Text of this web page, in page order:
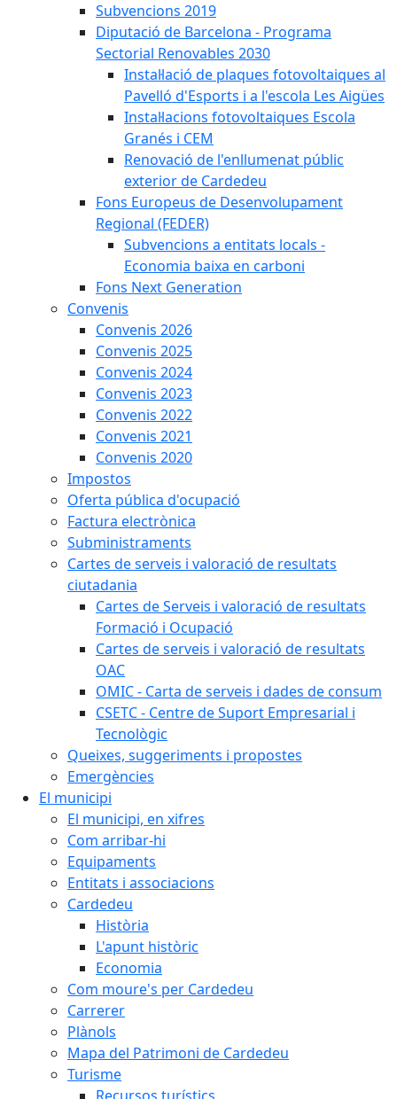
Subvencions 2019
Diputació de Barcelona - Programa
Sectorial Renovables 2030
Instal·lació de plaques fotovoltaiques al
Pavelló d'Esports i a l'escola Les Aigües
Instal·lacions fotovoltaiques Escola
Granés i CEM
Renovació de l'enllumenat públic
exterior de Cardedeu
Fons Europeus de Desenvolupament
Regional (FEDER)
Subvencions a entitats locals -
Economia baixa en carboni
Fons Next Generation
Convenis
Convenis 2026
Convenis 2025
Convenis 2024
Convenis 2023
Convenis 2022
Convenis 2021
Convenis 2020
Impostos
Oferta pública d'ocupació
Factura electrònica
Subministraments
Cartes de serveis i valoració de resultats
ciutadania
Cartes de Serveis i valoració de resultats
Formació i Ocupació
Cartes de serveis i valoració de resultats
OAC
OMIC - Carta de serveis i dades de consum
CSETC - Centre de Suport Empresarial i
Tecnològic
Queixes, suggeriments i propostes
Emergències
El municipi
El municipi, en xifres
Com arribar-hi
Equipaments
Entitats i associacions
Cardedeu
Història
L'apunt històric
Economia
Com moure's per Cardedeu
Carrerer
Plànols
Mapa del Patrimoni de Cardedeu
Turisme